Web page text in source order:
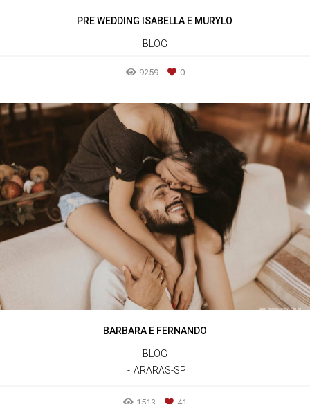
PRE WEDDING ISABELLA E MURYLO
BLOG
9259 0
BARBARA E FERNANDO
BLOG
ARARAS-SP